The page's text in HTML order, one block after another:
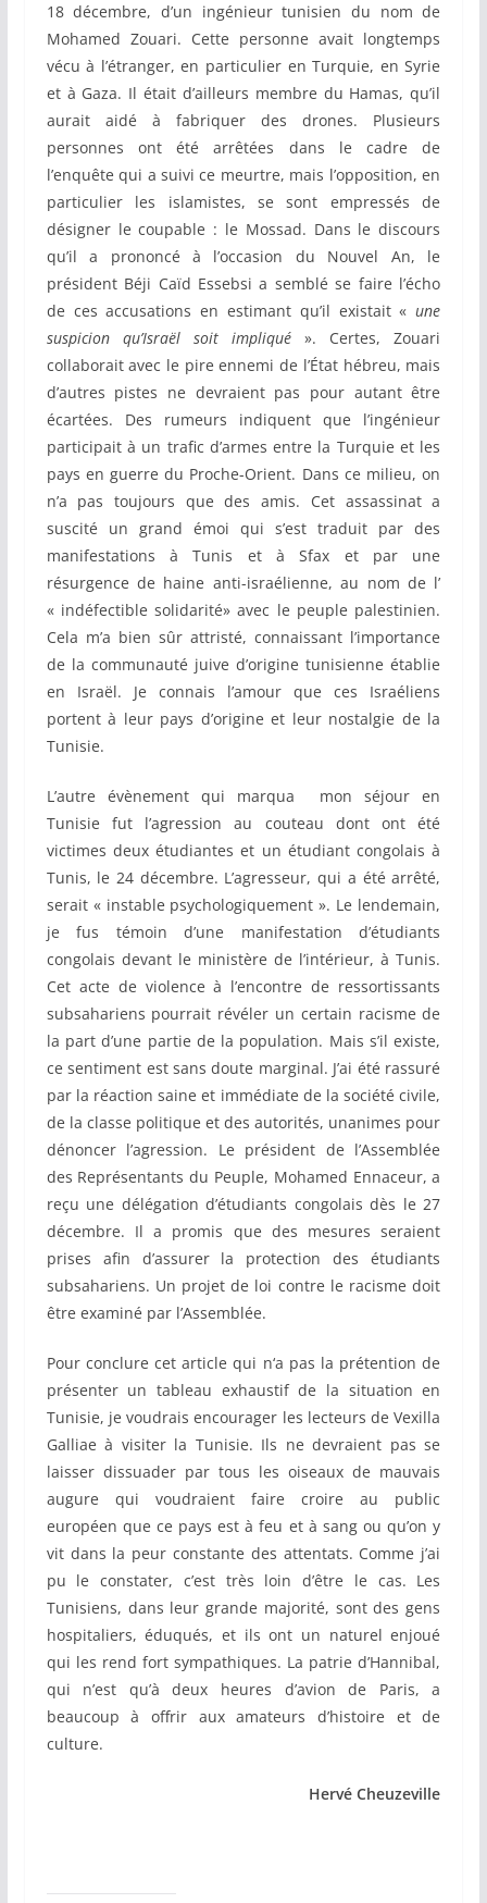
18 décembre, d’un ingénieur tunisien du nom de
Mohamed Zouari. Cette personne avait longtemps
vécu à l’étranger, en particulier en Turquie, en Syrie
et à Gaza. Il était d’ailleurs membre du Hamas, qu’il
aurait aidé à fabriquer des drones. Plusieurs
personnes ont été arrêtées dans le cadre de
l’enquête qui a suivi ce meurtre, mais l’opposition, en
particulier les islamistes, se sont empressés de
désigner le coupable : le Mossad. Dans le discours
qu’il a prononcé à l’occasion du Nouvel An, le
président Béji Caïd Essebsi a semblé se faire l’écho
de ces accusations en estimant qu’il existait «une
suspicion qu’Israël soit impliqué ». Certes, Zouari
collaborait avec le pire ennemi de l’État hébreu, mais
d’autres pistes ne devraient pas pour autant être
écartées. Des rumeurs indiquent que l’ingénieur
participait à un trafic d’armes entre la Turquie et les
pays en guerre du Proche-Orient. Dans ce milieu, on
n’a pas toujours que des amis. Cet assassinat a
suscité un grand émoi qui s’est traduit par des
manifestations à Tunis et à Sfax et par une
résurgence de haine anti-israélienne, au nom de l’
« indéfectible solidarité» avec le peuple palestinien.
Cela m’a bien sûr attristé, connaissant l’importance
de la communauté juive d’origine tunisienne établie
en Israël. Je connais l’amour que ces Israéliens
portent à leur pays d’origine et leur nostalgie de la
Tunisie.
L’autre évènement qui marqua mon séjour en
Tunisie fut l’agression au couteau dont ont été
victimes deux étudiantes et un étudiant congolais à
Tunis, le 24 décembre. L’agresseur, qui a été arrêté,
serait « instable psychologiquement ». Le lendemain,
je fus témoin d’une manifestation d’étudiants
congolais devant le ministère de l’intérieur, à Tunis.
Cet acte de violence à l’encontre de ressortissants
subsahariens pourrait révéler un certain racisme de
la part d’une partie de la population. Mais s’il existe,
ce sentiment est sans doute marginal. J’ai été rassuré
par la réaction saine et immédiate de la société civile,
de la classe politique et des autorités, unanimes pour
dénoncer l’agression. Le président de l’Assemblée
des Représentants du Peuple, Mohamed Ennaceur, a
reçu une délégation d’étudiants congolais dès le 27
décembre. Il a promis que des mesures seraient
prises afin d’assurer la protection des étudiants
subsahariens. Un projet de loi contre le racisme doit
être examiné par l’Assemblée.
Pour conclure cet article qui n‘a pas la prétention de
présenter un tableau exhaustif de la situation en
Tunisie, je voudrais encourager les lecteurs de Vexilla
Galliae à visiter la Tunisie. Ils ne devraient pas se
laisser dissuader par tous les oiseaux de mauvais
augure qui voudraient faire croire au public
européen que ce pays est à feu et à sang ou qu’on y
vit dans la peur constante des attentats. Comme j’ai
pu le constater, c’est très loin d’être le cas. Les
Tunisiens, dans leur grande majorité, sont des gens
hospitaliers, éduqués, et ils ont un naturel enjoué
qui les rend fort sympathiques. La patrie d’Hannibal,
qui n’est qu’à deux heures d’avion de Paris, a
beaucoup à offrir aux amateurs d’histoire et de
culture.
Hervé Cheuzeville